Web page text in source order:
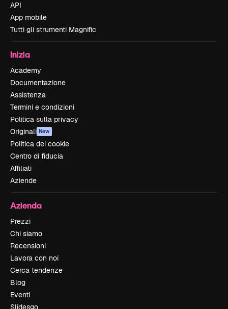
API
App mobile
Tutti gli strumenti Magnific
Inizia
Academy
Documentazione
Assistenza
Termini e condizioni
Politica sulla privacy
Originali New
Politica dei cookie
Centro di fiducia
Affiliati
Aziende
Azienda
Prezzi
Chi siamo
Recensioni
Lavora con noi
Cerca tendenze
Blog
Eventi
Slidesgo